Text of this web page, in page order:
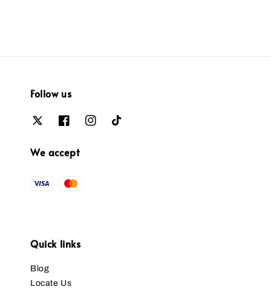
Follow us
We accept
Quick links
Blog
Locate Us